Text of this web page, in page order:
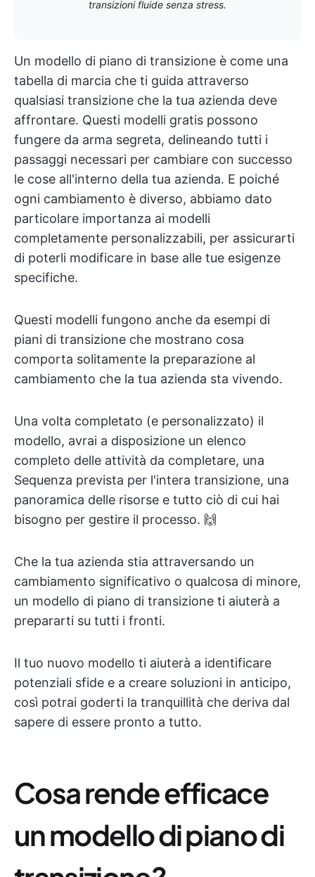
transizioni fluide senza stress.
Un modello di piano di transizione è come una
tabella di marcia che ti guida attraverso
qualsiasi transizione che la tua azienda deve
affrontare. Questi modelli gratis possono
fungere da arma segreta, delineando tutti i
passaggi necessari per cambiare con successo
le cose all'interno della tua azienda. E poiché
ogni cambiamento è diverso, abbiamo dato
particolare importanza ai modelli
completamente personalizzabili, per assicurarti
di poterli modificare in base alle tue esigenze
specifiche.
Questi modelli fungono anche da esempi di
piani di transizione che mostrano cosa
comporta solitamente la preparazione al
cambiamento che la tua azienda sta vivendo.
Una volta completato (e personalizzato) il
modello, avrai a disposizione un elenco
completo delle attività da completare, una
Sequenza prevista per l'intera transizione, una
panoramica delle risorse e tutto ciò di cui hai
bisogno per gestire il processo. 🙌
Che la tua azienda stia attraversando un
cambiamento significativo o qualcosa di minore,
un modello di piano di transizione ti aiuterà a
prepararti su tutti i fronti.
Il tuo nuovo modello ti aiuterà a identificare
potenziali sfide e a creare soluzioni in anticipo,
così potrai goderti la tranquillità che deriva dal
sapere di essere pronto a tutto.
Cosa rende efficace
un modello di piano di